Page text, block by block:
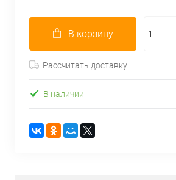
В корзину
Рассчитать доставку
В наличии